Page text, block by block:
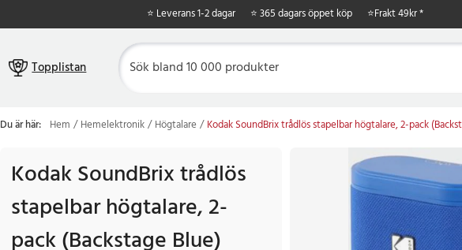
⭐ Leverans 1-2 dagar ⭐ 365 dagars öppet köp ⭐Frakt 49kr *
Topplistan
Du är här: Hem Hemelektronik Högtalare Kodak SoundBrix trådlös stapelbar högtalare, 2-pack
Kodak SoundBrix trådlös
stapelbar högtalare, 2-
pack (Backstage Blue)